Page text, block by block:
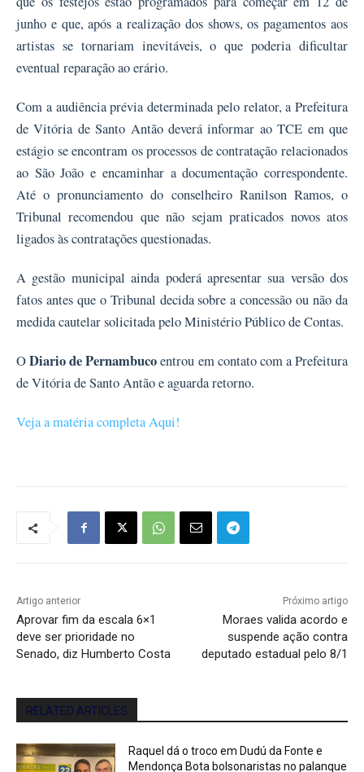
junho e que, após a realização dos shows, os pagamentos aos
artistas se tornariam inevitáveis, o que poderia dificultar
eventual reparação ao erário.
Com a audiência prévia determinada pelo relator, a Prefeitura
de Vitória de Santo Antão deverá informar ao TCE em que
estágio se encontram os processos de contratação relacionados
ao São João e encaminhar a documentação correspondente.
Até o pronunciamento do conselheiro Ranilson Ramos, o
Tribunal recomendou que não sejam praticados novos atos
ligados às contratações questionadas.
A gestão municipal ainda poderá apresentar sua versão dos
fatos antes que o Tribunal decida sobre a concessão ou não da
medida cautelar solicitada pelo Ministério Público de Contas.
ODiario de Pernambucoentrou em contato com a Prefeitura
de Vitória de Santo Antão e aguarda retorno.
Veja a matéria completa Aqui!
Artigo anterior
Aprovar fim da escala 6×1
deve ser prioridade no
Senado, diz Humberto Costa
Próximo artigo
Moraes valida acordo e
suspende ação contra
deputado estadual pelo 8/1
RELATED ARTICLES
Raquel dá o troco em Dudú da Fonte e
Mendonça Bota bolsonaristas no palanque